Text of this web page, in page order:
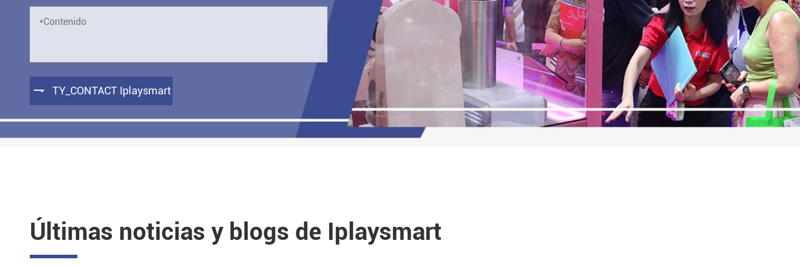
 TY_CONTACT Iplaysmart
Últimas noticias y blogs de Iplaysmart